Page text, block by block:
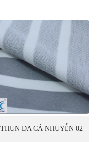
THUN DA CÁ NHUYỄN 02